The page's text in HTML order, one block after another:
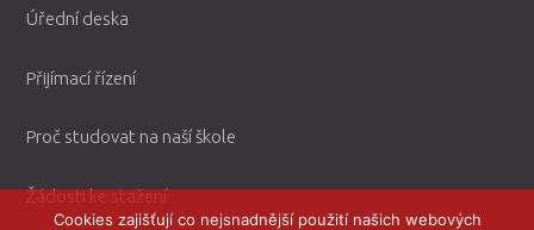
Úřední deska
Přijímací řízení
Proč studovat na naší škole
Žádosti ke stažení
Cookies zajišťují co nejsnadnější použití našich webových